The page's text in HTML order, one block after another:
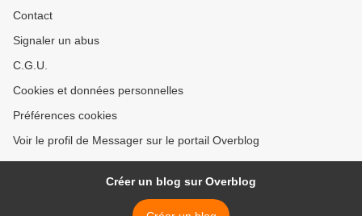
Contact
Signaler un abus
C.G.U.
Cookies et données personnelles
Préférences cookies
Voir le profil de Messager sur le portail Overblog
Créer un blog sur Overblog